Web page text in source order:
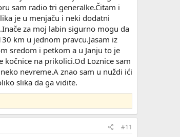
sam radio tri generalke.Čitam i
je u menjaču i neki dodatni
za moj labin sigurno mogu da
km u jednom pravcu.Jasam iz
sredom i petkom a u Janju to je
na prikolici.Od Loznice sam
nevreme.A znao sam u nuždi ići
slika da ga vidite.
#11